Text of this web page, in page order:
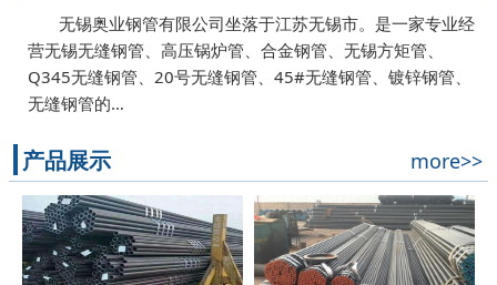
无锡奥业钢管有限公司坐落于江苏无锡市。是一家专业经
营无锡无缝钢管、高压锅炉管、合金钢管、无锡方矩管、
Q345无缝钢管、20号无缝钢管、45#无缝钢管、镀锌钢管、
无缝钢管的…
产品展示 more>>